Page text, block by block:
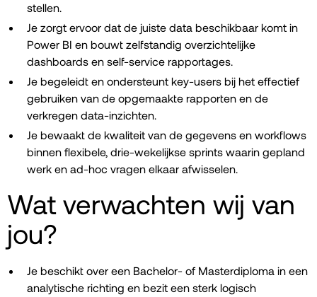
stellen.
Je zorgt ervoor dat de juiste data beschikbaar komt in
Power BI en bouwt zelfstandig overzichtelijke
dashboards en self-service rapportages.
Je begeleidt en ondersteunt key-users bij het effectief
gebruiken van de opgemaakte rapporten en de
verkregen data-inzichten.
Je bewaakt de kwaliteit van de gegevens en workflows
binnen flexibele, drie-wekelijkse sprints waarin gepland
werk en ad-hoc vragen elkaar afwisselen.
Wat verwachten wij van
jou?
Je beschikt over een Bachelor- of Masterdiploma in een
analytische richting en bezit een sterk logisch